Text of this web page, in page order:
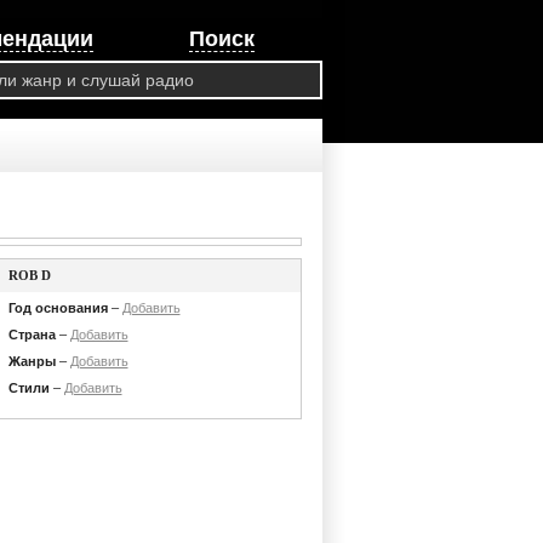
Поиск
ROB D
Год основания– Добавить
Страна– Добавить
Жанры– Добавить
Стили – Добавить